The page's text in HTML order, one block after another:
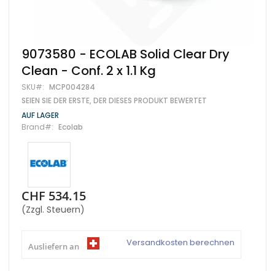
Zum
Anfang
der
Bildgalerie
springen
9073580 - ECOLAB Solid Clear Dry
Clean - Conf. 2 x 1.1 Kg
SKU MCP004284
SEIEN SIE DER ERSTE, DER DIESES PRODUKT BEWERTET
AUF LAGER
Brand
Ecolab
CHF 534.15
(Zzgl. Steuern)
Ausliefern an Versandkosten berechnen